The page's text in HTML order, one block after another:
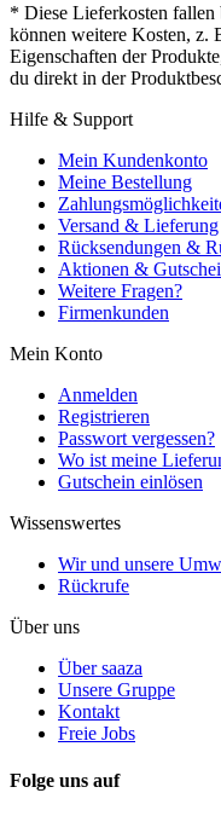
* Diese Lieferkosten fallen
können weitere Kosten, z.
Eigenschaften der
du direkt in der
Hilfe & Support
Mein Kundenkonto
Meine Bestellung
Versand & Lieferung
Rücksendungen &
Aktionen &
Weitere Fragen?
Firmenkunden
Mein Konto
Anmelden
Registrieren
Passwort vergessen?
Wo ist meine
Gutschein einlösen
Wissenswertes
Wir und unsere
Rückrufe
Über uns
Über saaza
Unsere Gruppe
Kontakt
Freie Jobs
Folge uns auf